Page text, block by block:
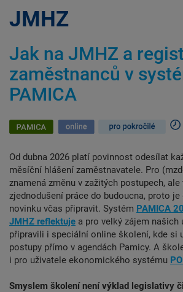
JMHZ
Jak na JMHZ a
zaměstnanců v
PAMICA
Od dubna 2026 platí povinnost odesílat
měsíční hlášení zaměstnavatele. Pro
znamená změnu v zažitých postupech, ale
zjednodušení práce do budoucna, proto
novinku včas připravit. Systém PAMICA
JMHZ reflektuje a pro velký zájem našich
připravili i speciální online školení, kde si
postupy přímo v agendách Pamicy. A
i pro uživatele ekonomického systému
Smyslem školení není výklad legislativy